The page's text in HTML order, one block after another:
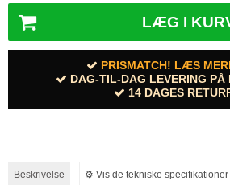
LÆG I
PRISMATCH! LÆS
DAG-TIL-DAG LEVERING PÅ
14 DAGES
Beskrivelse ⚙︎ Vis de tekniske specifikationer